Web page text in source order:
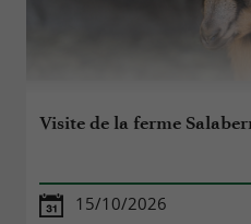
Visite de la ferme
15/10/2026